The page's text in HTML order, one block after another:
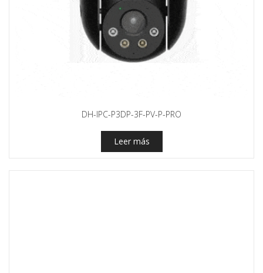
DH-IPC-P3DP-3F-PV-P-PRO
Leer más